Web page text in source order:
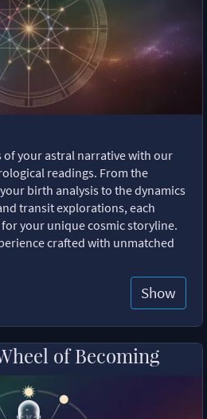
of your astral narrative with our
readings. From the
birth analysis to the dynamics
transit explorations, each
your unique cosmic storyline.
crafted with unmatched
Show
of Becoming